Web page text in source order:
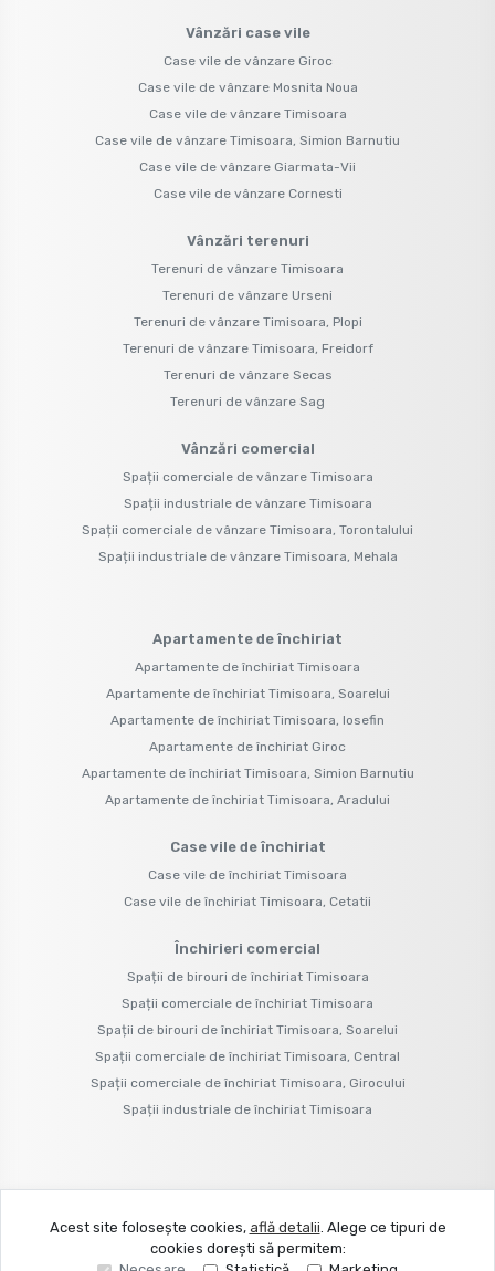
Vânzări case vile
Case vile de vânzare Giroc
Case vile de vânzare Mosnita Noua
Case vile de vânzare Timisoara
Case vile de vânzare Timisoara, Simion Barnutiu
Case vile de vânzare Giarmata-Vii
Case vile de vânzare Cornesti
Vânzări terenuri
Terenuri de vânzare Timisoara
Terenuri de vânzare Urseni
Terenuri de vânzare Timisoara, Plopi
Terenuri de vânzare Timisoara, Freidorf
Terenuri de vânzare Secas
Terenuri de vânzare Sag
Vânzări comercial
Spații comerciale de vânzare Timisoara
Spații industriale de vânzare Timisoara
Spații comerciale de vânzare Timisoara, Torontalului
Spații industriale de vânzare Timisoara, Mehala
Apartamente de închiriat
Apartamente de închiriat Timisoara
Apartamente de închiriat Timisoara, Soarelui
Apartamente de închiriat Timisoara, Iosefin
Apartamente de închiriat Giroc
Apartamente de închiriat Timisoara, Simion Barnutiu
Apartamente de închiriat Timisoara, Aradului
Case vile de închiriat
Case vile de închiriat Timisoara
Case vile de închiriat Timisoara, Cetatii
Închirieri comercial
Spații de birouri de închiriat Timisoara
Spații comerciale de închiriat Timisoara
Spații de birouri de închiriat Timisoara, Soarelui
Spații comerciale de închiriat Timisoara, Central
Spații comerciale de închiriat Timisoara, Girocului
Spații industriale de închiriat Timisoara
Site creat în
Acest site folosește cookies, află detalii. Alege ce tipuri de
cookies dorești să permitem: